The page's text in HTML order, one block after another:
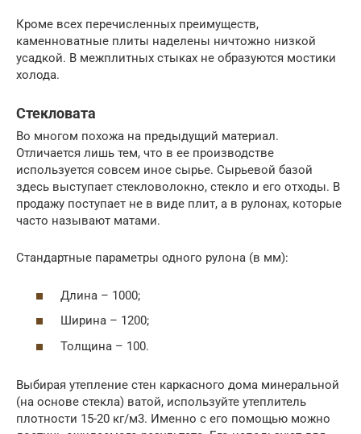
Кроме всех перечисленных преимуществ,
каменноватные плиты наделены ничтожно низкой
усадкой. В межплитных стыках не образуются мостики
холода.
Стекловата
Во многом похожа на предыдущий материал.
Отличается лишь тем, что в ее производстве
используется совсем иное сырье. Сырьевой базой
здесь выступает стекловолокно, стекло и его отходы. В
продажу поступает не в виде плит, а в рулонах, которые
часто называют матами.
Стандартные параметры одного рулона (в мм):
Длина – 1000;
Ширина – 1200;
Толщина – 100.
Выбирая утепление стен каркасного дома минеральной
(на основе стекла) ватой, используйте утеплитель
плотности 15-20 кг/м3. Именно с его помощью можно